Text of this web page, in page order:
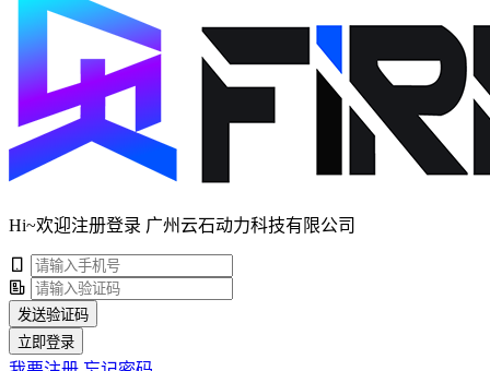
Hi~欢迎注册登录 广州云石动力科技有限公司
发送验证码
立即登录